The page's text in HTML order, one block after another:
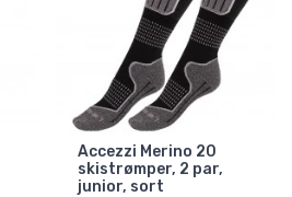
Accezzi Merino 20
skistrømper, 2 par,
junior, sort